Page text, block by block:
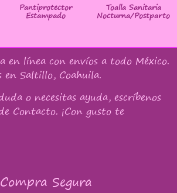
Pantiprotector
Estampado
Toalla Sanitaria
Nocturna/Postparto
en línea con envíos a todo México.
en Saltillo, Coahuila.
o necesitas ayuda, escríbenos
Contacto. ¡Con gusto te
Compra Segura